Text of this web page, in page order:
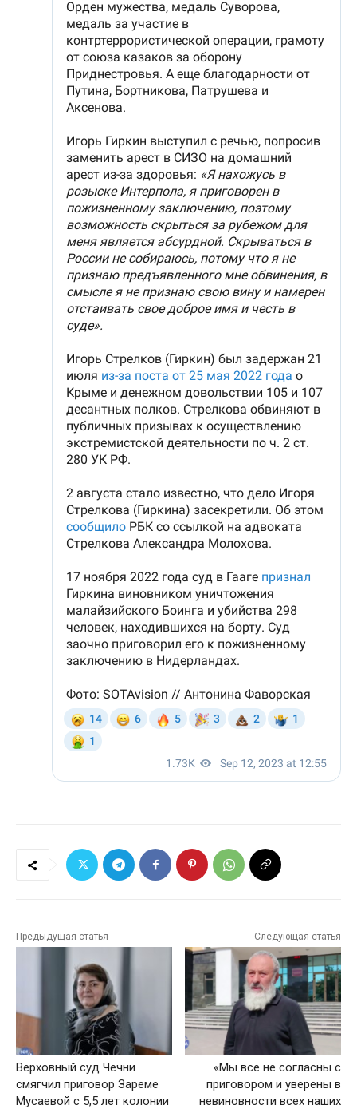
Предыдущая статья
Верховный суд Чечни
смягчил приговор Зареме
Мусаевой с 5,5 лет колонии
Следующая статья
«Мы все не согласны с
приговором и уверены в
невиновности всех наших